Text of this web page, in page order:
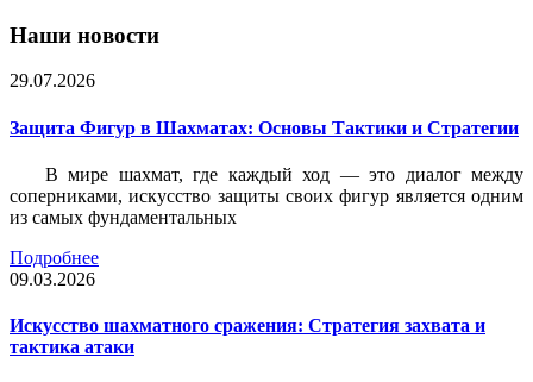
Наши новости
29.07.2026
Защита Фигур в Шахматах: Основы Тактики и Стратегии
В мире шахмат, где каждый ход — это диалог между
соперниками, искусство защиты своих фигур является одним
из самых фундаментальных
Подробнее
09.03.2026
Искусство шахматного сражения: Стратегия захвата и
тактика атаки